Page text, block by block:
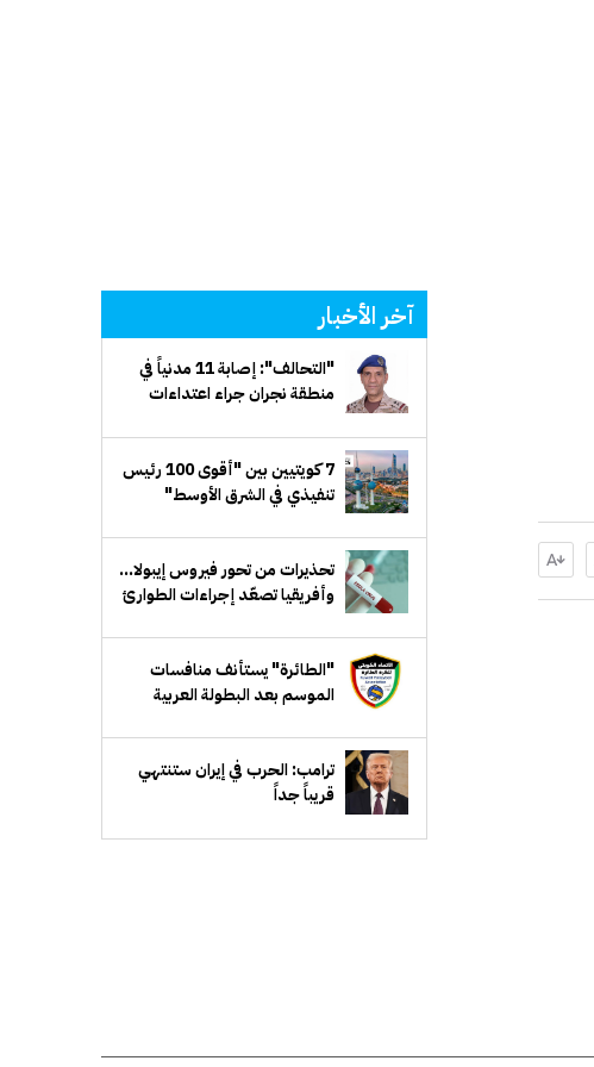
آخر الأخبار
"التحالف": إصابة 11 مدنياً في
منطقة نجران جراء اعتداءات
7 كويتيين بين "أقوى 100 رئيس
تنفيذي في الشرق الأوسط"
تحذيرات من تحور فيروس إيبولا...
وأفريقيا تصعّد إجراءات الطوارئ
"الطائرة" يستأنف منافسات
الموسم بعد البطولة العربية
ترامب: الحرب في إيران ستنتهي
قريباً جداً